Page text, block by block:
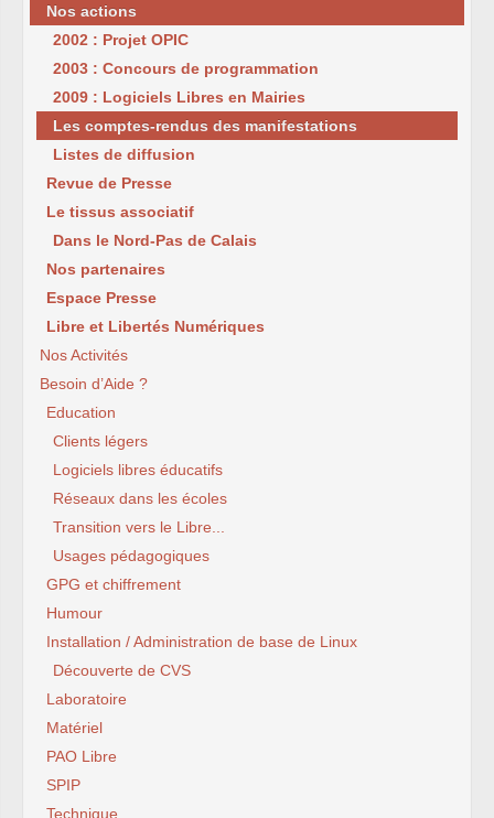
Nos actions
2002 : Projet OPIC
2003 : Concours de programmation
2009 : Logiciels Libres en Mairies
Les comptes-rendus des manifestations
Listes de diffusion
Revue de Presse
Le tissus associatif
Dans le Nord-Pas de Calais
Nos partenaires
Espace Presse
Libre et Libertés Numériques
Nos Activités
Besoin d’Aide ?
Education
Clients légers
Logiciels libres éducatifs
Réseaux dans les écoles
Transition vers le Libre...
Usages pédagogiques
GPG et chiffrement
Humour
Installation / Administration de base de Linux
Découverte de CVS
Laboratoire
Matériel
PAO Libre
SPIP
Technique